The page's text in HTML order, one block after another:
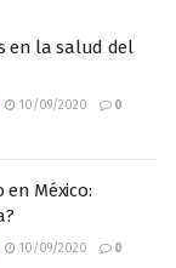
en la salud del
10/09/2020 0
México:
10/09/2020 0